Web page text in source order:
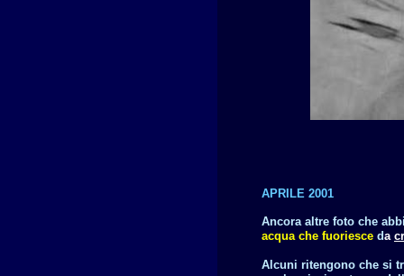
APRILE 2001
Ancora altre foto che
acqua che fuoriesce da
Alcuni ritengono che si